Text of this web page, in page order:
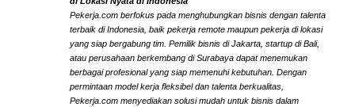
Pekerja.com berfokus pada menghubungkan bisnis dengan talenta
terbaik di Indonesia, baik pekerja remote maupun pekerja di lokasi
yang siap bergabung tim. Pemilik bisnis di Jakarta, startup di Bali,
atau perusahaan berkembang di Surabaya dapat menemukan
berbagai profesional yang siap memenuhi kebutuhan. Dengan
permintaan model kerja fleksibel dan talenta berkualitas,
Pekerja.com menyediakan solusi mudah untuk bisnis dalam